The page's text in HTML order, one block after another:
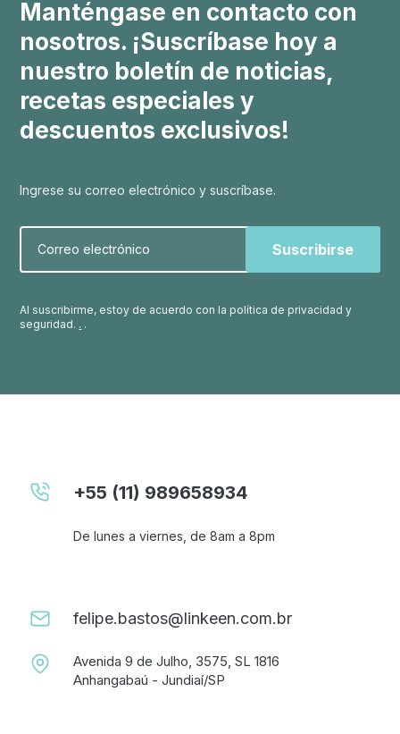
Manténgase en contacto con
nosotros. ¡Suscríbase hoy a
nuestro boletín de noticias,
recetas especiales y
descuentos exclusivos!
Ingrese su correo electrónico y suscríbase.
Correo electrónico
Al suscribirme, estoy de acuerdo con la política de privacidad y
seguridad. . .
+55 (11) 989658934
De lunes a viernes, de 8am a 8pm
felipe.bastos@linkeen.com.br
Avenida 9 de Julho, 3575, SL 1816
Anhangabaú - Jundiaí/SP